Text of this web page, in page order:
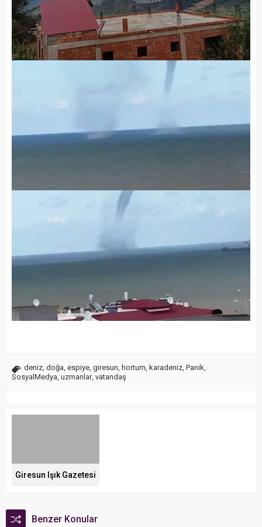
deniz doğa espiye giresun hortum karadeniz Panik
SosyalMedya uzmanlar, vatandaş
Giresun Işık Gazetesi
Benzer Konular